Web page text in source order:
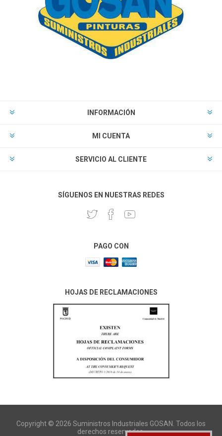
INFORMACIÓN
MI CUENTA
SERVICIO AL CLIENTE
SÍGUENOS EN NUESTRAS REDES
PAGO CON
HOJAS DE RECLAMACIONES
Copyright © 2026 Suministros Industriales GOSAN. Todos los
derechos reservados.